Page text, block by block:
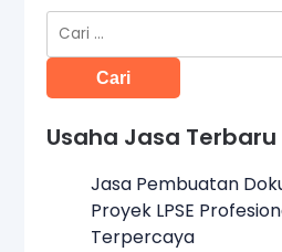
Cari
untuk:
Usaha Jasa Terbaru
Jasa Pembuatan
Proyek LPSE
Terpercaya